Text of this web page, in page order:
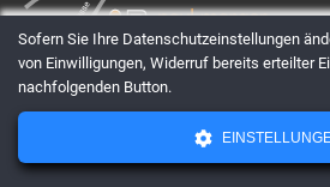
AGBsDatenschutzImpressum
Sofern Sie Ihre Datenschutzeinstellungen
von Einwilligungen, Widerruf bereits erteilter
nachfolgenden Button.